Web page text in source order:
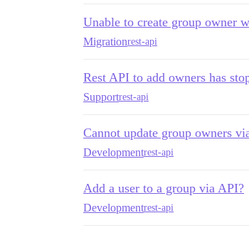
Unable to create group owner
Migrationrest-api
Rest API to add owners has
Supportrest-api
Cannot update group owners
Developmentrest-api
Add a user to a group via API?
Developmentrest-api